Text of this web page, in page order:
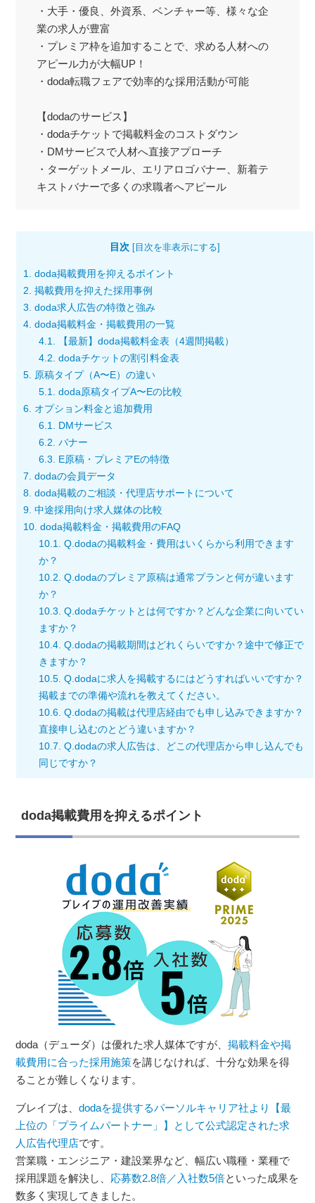
・大手・優良、外資系、ベンチャー等、様々な企
業の求人が豊富
・プレミア枠を追加することで、求める人材への
アピール力が大幅UP！
・doda転職フェアで効率的な採用活動が可能
【dodaのサービス】
・dodaチケットで掲載料金のコストダウン
・DMサービスで人材へ直接アプローチ
・ターゲットメール、エリアロゴバナー、新着テ
キストバナーで多くの求職者へアピール
目次 [目次を非表示にする]
1.
doda掲載費用を抑えるポイント
2. 掲載費用を抑えた採用事例
3. doda求人広告の特徴と強み
4. doda掲載料金・掲載費用の一覧
4.1.
【最新】doda掲載料金表（4週間掲載）
4.2. dodaチケットの割引料金表
5.
原稿タイプ（A〜E）の違い
5.1.
doda原稿タイプA〜Eの比較
6. オプション料金と追加費用
6.1.
DMサービス
6.2. バナー
6.3.
E原稿・プレミアEの特徴
7. dodaの会員データ
8. doda掲載のご相談・代理店サポートについて
9. 中途採用向け求人媒体の比較
10. doda掲載料金・掲載費用のFAQ
10.1.
Q.dodaの掲載料金・費用はいくらから利用できます
か？
10.2. Q.dodaのプレミア原稿は通常プランと何が違います
か？
10.3. Q.dodaチケットとは何ですか？どんな企業に向いてい
ますか？
10.4. Q.dodaの掲載期間はどれくらいですか？途中で修正で
きますか？
10.5. Q.dodaに求人を掲載するにはどうすればいいですか？
掲載までの準備や流れを教えてください。
10.6. Q.dodaの掲載は代理店経由でも申し込みできますか？
直接申し込むのとどう違いますか？
10.7. Q.dodaの求人広告は、どこの代理店から申し込んでも
同じですか？
doda掲載費用を抑えるポイント
doda（デューダ）は優れた求人媒体ですが、掲載料金や掲
載費用に合った採用施策を講じなければ、十分な効果を得
ることが難しくなります。
ブレイブは、dodaを提供するパーソルキャリア社より【最
上位の「プライムパートナー」】として公式認定された求
人広告代理店です。
営業職・エンジニア・建設業界など、幅広い職種・業種で
採用課題を解決し、 応募数2.8倍／入社数5倍といった成果を
数多く実現してきました。